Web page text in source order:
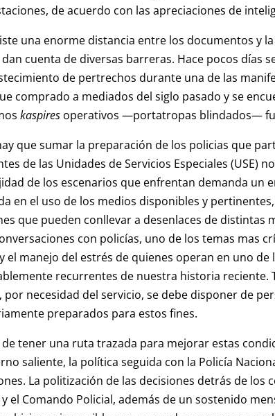
de acuerdo con las apreciaciones de
una enorme distancia entre los documentos y
cuenta de diversas barreras. Hace pocos días
de pertrechos durante una de las
comprado a mediados del siglo pasado y se
kaspires operativos —portatropas blindados—
que sumar la preparación de los policias que
de las Unidades de Servicios Especiales (USE)
de los escenarios que enfrentan demanda un
en el uso de los medios disponibles y
que pueden conllevar a desenlaces de distintas
con policías, uno de los temas mas
el manejo del estrés de quienes operan en uno
recurrentes de nuestra historia reciente.
por necesidad del servicio, se debe disponer de
preparados para estos fines.
de tener una ruta trazada para mejorar estas
saliente, la política seguida con la Policía
La politización de las decisiones detrás de los
el Comando Policial, además de un sostenido